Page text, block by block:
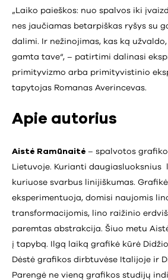
„Laiko paieškos: nuo spalvos iki
nes jaučiamas betarpiškas ryšys su
dalimi. Ir nežinojimas, kas ką
gamta tave“, – patirtimi dalinasi
primityvizmo arba primityvistinio
tapytojas Romanas Averincevas.
Apie autorius
Aistė Ramūnaitė – spalvotos
Lietuvoje. Kurianti daugiasluoksnius
kuriuose svarbus linijiškumas.
eksperimentuoja, domisi naujomis
transformacijomis, lino raižinio
paremtas abstrakcija. Šiuo metu
į tapybą. Ilgą laiką grafikė kūrė
Dėstė grafikos dirbtuvėse Italijoje ir
Parengė ne vieną grafikos studijų